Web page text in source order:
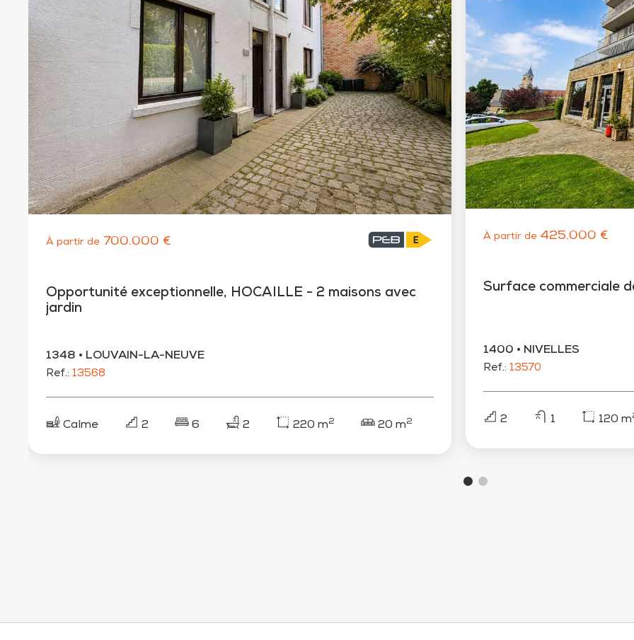
À partir de 700.000 €
Opportunité exceptionnelle, HOCAILLE - 2 maisons avec
jardin
1348 • LOUVAIN-LA-NEUVE
Ref.: 13568
Calme 2 6 2 220 m2 20 m2 314 m2
À partir de 425.000 €
Surface commerciale
1400 • NIVELLES
Ref.: 13570
2 1 120 m